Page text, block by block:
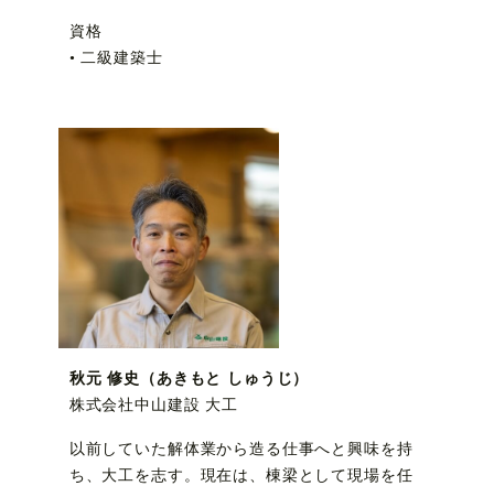
資格
• 二級建築士
秋元 修史（あきもと しゅうじ）
株式会社中山建設 大工
以前していた解体業から造る仕事へと興味を持
ち、大工を志す。現在は、棟梁として現場を任